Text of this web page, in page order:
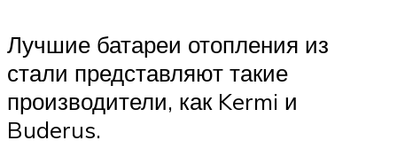
Лучшие батареи отопления из
стали представляют такие
производители, как Kermi и
Buderus.